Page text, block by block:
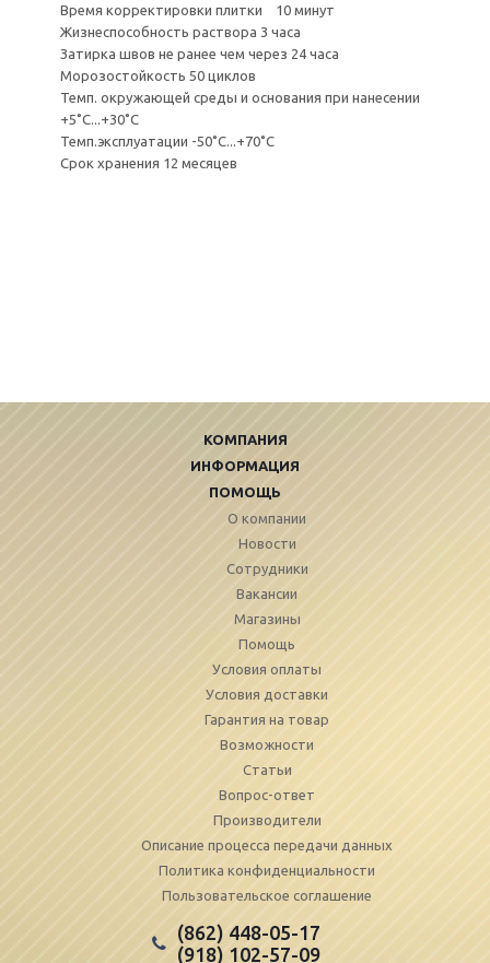
Время корректировки плитки 10 минут
Жизнеспособность раствора 3 часа
Затирка швов не ранее чем через 24 часа
Морозостойкость 50 циклов
Темп. окружающей среды и основания при нанесении
+5˚С...+30˚С
Темп.эксплуатации -50˚С...+70˚С
Срок хранения 12 месяцев
КОМПАНИЯ
ИНФОРМАЦИЯ
ПОМОЩЬ
О компании
Новости
Сотрудники
Вакансии
Магазины
Помощь
Условия оплаты
Условия доставки
Гарантия на товар
Возможности
Статьи
Вопрос-ответ
Производители
Описание процесса передачи данных
Политика конфиденциальности
Пользовательское соглашение
(862) 448-05-17
(918) 102-57-09